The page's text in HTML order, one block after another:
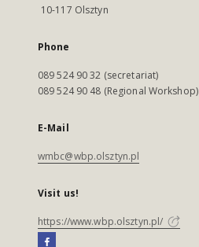
10-117 Olsztyn
Phone
089 524 90 32 (secretariat)
089 524 90 48 (Regional Workshop)
E-Mail
wmbc@wbp.olsztyn.pl
Visit us!
https://www.wbp.olsztyn.pl/